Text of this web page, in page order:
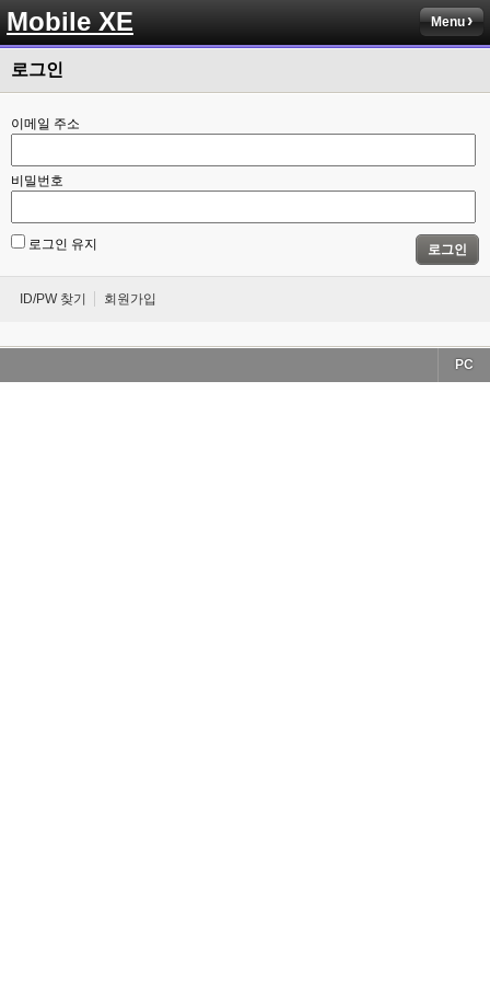
Mobile XE Menu
로그인
이메일 주소
비밀번호
로그인 유지 로그인
ID/PW 찾기 회원가입
PC